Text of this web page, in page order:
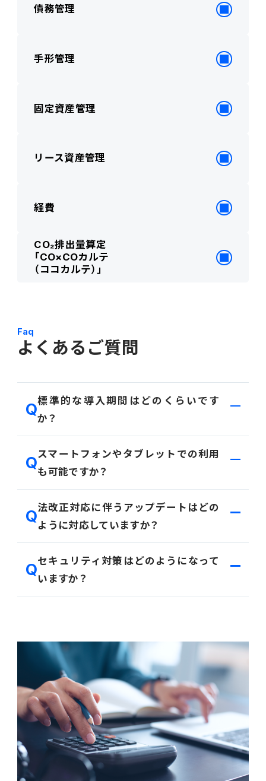
債務管理
手形管理
固定資産管理
リース資産管理
経費
CO₂排出量算定
「CO×COカルテ
（ココカルテ）」
Faq
よくあるご質問
標準的な導入期間はどのくらいです
か？
導入期間は作業範囲や導入体制により異なりますが、
会計系をFit to Standard、SaaSでご利用いただく場
合は最短で約3ヶ月が目安です。
すので、詳細はお問い合わせください。
スマートフォンやタブレットでの利用
も可能ですか？
可能です。経費、承認・人事申請・給与明細閲覧などが
モバイル専用アプリでご利用いただけます。
その他機能もURLを入力いただくことでブラウザより
法改正対応に伴うアップデートはどの
ように対応していますか？
PROACTIVEは法改正に対応しており、必要なアップ
デートは当社にて作業を実施します。
セキュリティ対策はどのようになって
いますか？